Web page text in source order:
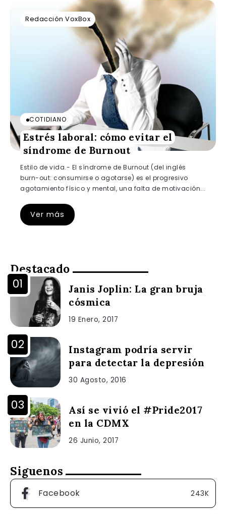
Redacción VoxBox
COTIDIANO
Estrés laboral: cómo evitar el
síndrome de Burnout
Estilo de vida.- El síndrome de Burnout (del inglés
burn-out: consumirse o agotarse) es el progresivo
agotamiento físico y mental, una falta de motivación...
Ver más
Destacado
Janis Joplin: La gran bruja
cósmica
19 Enero, 2017
Instagram podría servir
para detectar la depresión
30 Agosto, 2016
Así se vivió el #Pride2017
en la CDMX
26 Junio, 2017
Siguenos
Facebook 243K